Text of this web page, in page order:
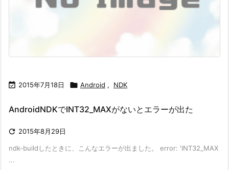
 2015年7月18日  Android , NDK
AndroidNDKでINT32_MAXがないとエラーが出た
 2015年8月29日
ndk-buildしたときに、こんなエラーが出ました。 error: 'INT32_MAX
...